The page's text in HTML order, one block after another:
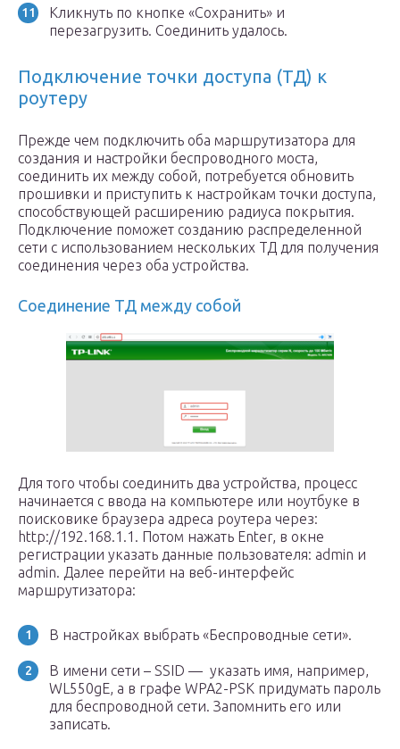
Кликнуть по кнопке «Сохранить» и
перезагрузить. Соединить удалось.
Подключение точки доступа (ТД) к
роутеру
Прежде чем подключить оба маршрутизатора для
создания и настройки беспроводного моста,
соединить их между собой, потребуется обновить
прошивки и приступить к настройкам точки доступа,
способствующей расширению радиуса покрытия.
Подключение поможет созданию распределенной
сети с использованием нескольких ТД для получения
соединения через оба устройства.
Соединение ТД между собой
Для того чтобы соединить два устройства, процесс
начинается с ввода на компьютере или ноутбуке в
поисковике браузера адреса роутера через:
http://192.168.1.1. Потом нажать Enter, в окне
регистрации указать данные пользователя: admin и
admin. Далее перейти на веб-интерфейс
маршрутизатора:
В настройках выбрать «Беспроводные сети».
В имени сети – SSID — указать имя, например,
WL550gE, а в графе WPA2-PSK придумать пароль
для беспроводной сети. Запомнить его или
записать.